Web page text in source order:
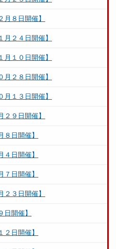
８日開催】
２４日開催】
１０日開催】
２８日開催】
１３日開催】
９日開催】
日開催】
日開催】
日開催】
３日開催】
開催】
日開催】